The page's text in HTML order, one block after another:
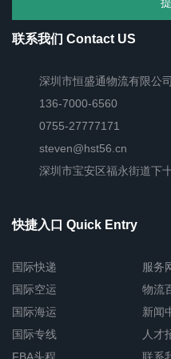
联系我们 Contact US
深圳市恒盛通物流有限公司
136-7000-6560
0755-27777171
steven@hst56.cn
深圳市宝安区福永街道下
快捷入口 Quick Entry
国际快递
国际空运
国际海运
国际专线
服务
物流
新闻
人才